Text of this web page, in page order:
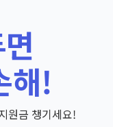
해!
원금 챙기세요!